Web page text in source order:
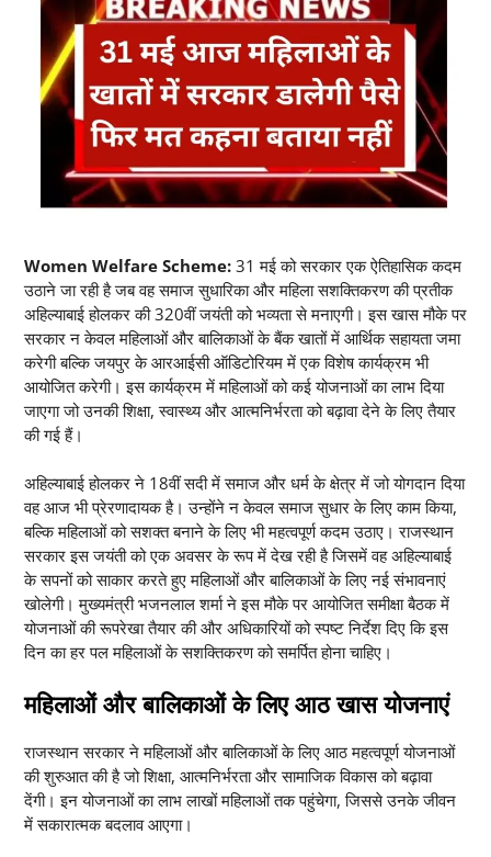
Women Welfare Scheme: 31 मई को सरकार एक ऐतिहासिक कदम
उठाने जा रही है जब वह समाज सुधारिका और महिला सशक्तिकरण की प्रतीक
अहिल्याबाई होलकर की 320वीं जयंती को भव्यता से मनाएगी। इस खास मौके पर
सरकार न केवल महिलाओं और बालिकाओं के बैंक खातों में आर्थिक सहायता जमा
करेगी बल्कि जयपुर के आरआईसी ऑडिटोरियम में एक विशेष कार्यक्रम भी
आयोजित करेगी। इस कार्यक्रम में महिलाओं को कई योजनाओं का लाभ दिया
जाएगा जो उनकी शिक्षा, स्वास्थ्य और आत्मनिर्भरता को बढ़ावा देने के लिए तैयार
की गई हैं।
अहिल्याबाई होलकर ने 18वीं सदी में समाज और धर्म के क्षेत्र में जो योगदान दिया
वह आज भी प्रेरणादायक है। उन्होंने न केवल समाज सुधार के लिए काम किया,
बल्कि महिलाओं को सशक्त बनाने के लिए भी महत्वपूर्ण कदम उठाए। राजस्थान
सरकार इस जयंती को एक अवसर के रूप में देख रही है जिसमें वह अहिल्याबाई
के सपनों को साकार करते हुए महिलाओं और बालिकाओं के लिए नई संभावनाएं
खोलेगी। मुख्यमंत्री भजनलाल शर्मा ने इस मौके पर आयोजित समीक्षा बैठक में
योजनाओं की रूपरेखा तैयार की और अधिकारियों को स्पष्ट निर्देश दिए कि इस
दिन का हर पल महिलाओं के सशक्तिकरण को समर्पित होना चाहिए।
महिलाओं और बालिकाओं के लिए आठ खास योजनाएं
राजस्थान सरकार ने महिलाओं और बालिकाओं के लिए आठ महत्वपूर्ण योजनाओं
की शुरुआत की है जो शिक्षा, आत्मनिर्भरता और सामाजिक विकास को बढ़ावा
देंगी। इन योजनाओं का लाभ लाखों महिलाओं तक पहुंचेगा, जिससे उनके जीवन
में सकारात्मक बदलाव आएगा।